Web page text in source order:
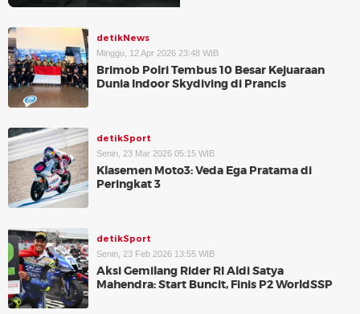
detikNews
Minggu, 12 Apr 2026 23:48 WIB
Brimob Polri Tembus 10 Besar Kejuaraan
Dunia Indoor Skydiving di Prancis
detikSport
Senin, 23 Mar 2026 05:15 WIB
Klasemen Moto3: Veda Ega Pratama di
Peringkat 3
detikSport
Senin, 23 Feb 2026 13:55 WIB
Aksi Gemilang Rider RI Aldi Satya
Mahendra: Start Buncit, Finis P2 WorldSSP